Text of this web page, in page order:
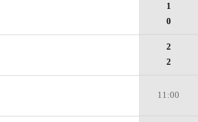
1
0
2
2
11:00